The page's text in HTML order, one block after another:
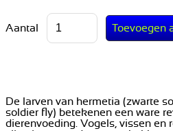
Aantal
De larven van hermetia (zwarte
soldier fly) betekenen een ware
dierenvoeding. Vogels, vissen en